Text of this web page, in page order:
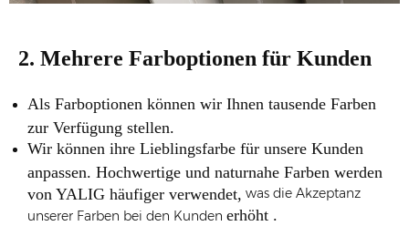
2. Mehrere Farboptionen für Kunden
Als Farboptionen können wir Ihnen tausende Farben
zur Verfügung stellen.
Wir können ihre Lieblingsfarbe für unsere Kunden
anpassen. Hochwertige und naturnahe Farben werden
von YALIG häufiger verwendet, was die Akzeptanz
unserer Farben bei den Kunden erhöht .